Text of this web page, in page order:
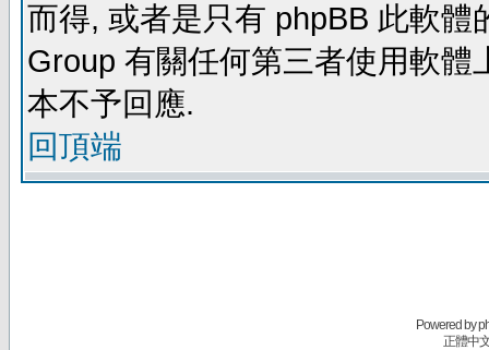
而得, 或者是只有 phpBB 此軟
Group 有關任何第三者使用軟
本不予回應.
回頂端
Powered by
正體中